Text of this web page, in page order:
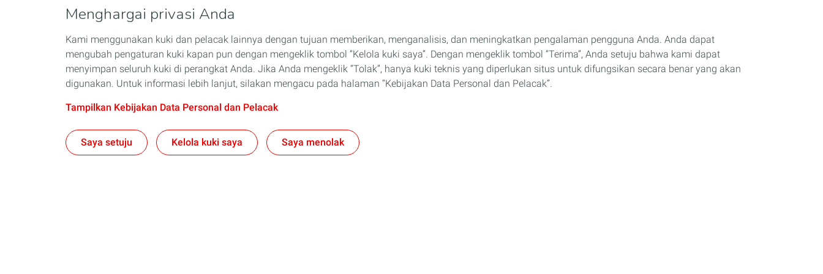
Menghargai privasi Anda
Kami menggunakan kuki dan pelacak lainnya dengan tujuan memberikan, menganalisis, dan meningkatkan pengalaman pengguna Anda. Anda dapat
mengubah pengaturan kuki kapan pun dengan mengeklik tombol “Kelola kuki saya”. Dengan mengeklik tombol “Terima”, Anda setuju bahwa kami dapat
menyimpan seluruh kuki di perangkat Anda. Jika Anda mengeklik “Tolak”, hanya kuki teknis yang diperlukan situs untuk difungsikan secara benar yang akan
digunakan. Untuk informasi lebih lanjut, silakan mengacu pada halaman “Kebijakan Data Personal dan Pelacak”.
Tampilkan Kebijakan Data Personal dan Pelacak
Saya setuju Kelola kuki saya Saya menolak